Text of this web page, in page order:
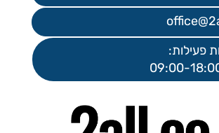
פעילות: